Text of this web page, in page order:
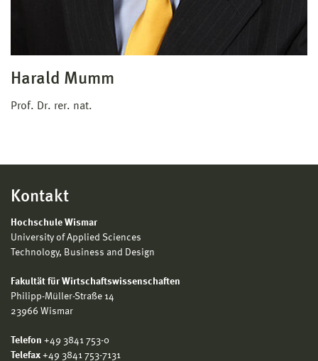
Harald Mumm
Prof. Dr. rer. nat.
Kontakt
Hochschule Wismar
University of Applied Sciences
Technology, Business and Design
Fakultät für Wirtschaftswissenschaften
Philipp-Müller-Straße 14
23966 Wismar
Telefon +49 3841 753-0
Telefax +49 3841 753-7131